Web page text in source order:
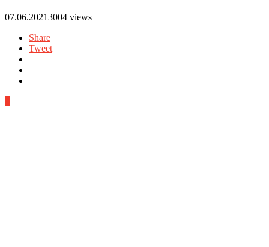
07.06.20213004 views
Share
Tweet